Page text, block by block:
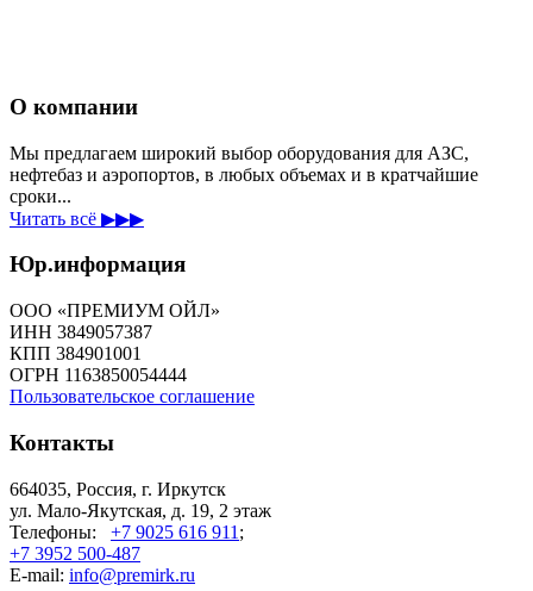
О компании
Мы предлагаем широкий выбор оборудования для АЗС,
нефтебаз и аэропортов, в любых объемах и в кратчайшие
сроки...
Читать всё ▶▶▶
Юр.информация
ООО «ПРЕМИУМ ОЙЛ»
ИНН 3849057387
КПП 384901001
ОГРН 1163850054444
Пользовательское соглашение
Контакты
664035, Россия, г. Иркутск
ул. Мало-Якутская, д. 19, 2 этаж
Телефоны: +7 9025 616 911 ;
+7 3952 500-487
E-mail: info@premirk.ru